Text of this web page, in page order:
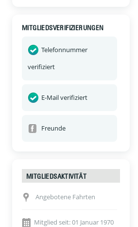
MITGLIEDSVERIFIZIERUNGEN
Telefonnummer
verifiziert
E-Mail verifiziert
Freunde
MITGLIEDSAKTIVITÄT
Angebotene Fahrten
Mitglied seit: 01 Januar 1970